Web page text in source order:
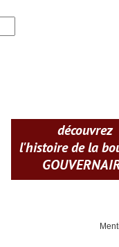
découvrez
l'histoire de la